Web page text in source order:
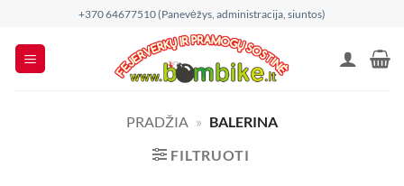
content
+370 64677510 (Panevėžys, administracija, siuntos)
PRADŽIA » BALERINA
FILTRUOTI